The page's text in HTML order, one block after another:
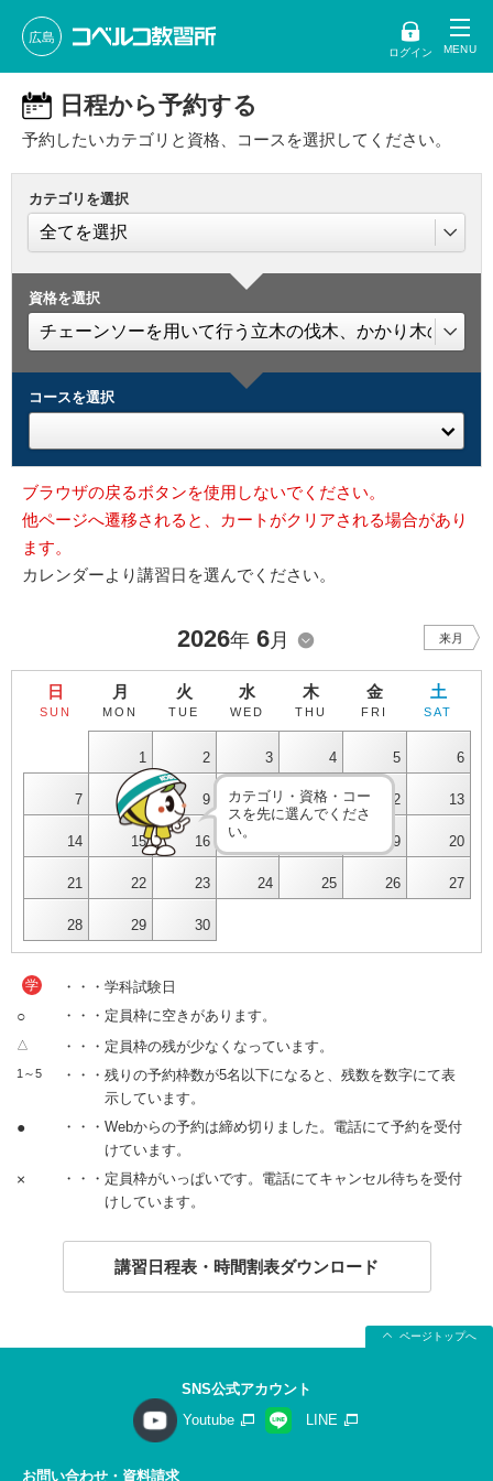
広島
ログイン
日程から予約する
予約したいカテゴリと資格、コースを選択してください。
カテゴリを選択
資格を選択
コースを選択
ブラウザの戻るボタンを使用しないでください。
他ページへ遷移されると、カートがクリアされる場合があり
ます。
カレンダーより講習日を選んでください。
2026年 6月 来月
日
SUN
月
MON
火
TUE
水
WED
木
THU
金
FRI
土
SAT
1 2 3 4 5 6
7 8 9 10 11 12 13
14 15 16 19 20
21 22 23 24 25 26 27
28 29 30
カテゴリ・資格・コー
スを先に選んでくださ
い。
学 ・・・学科試験日
○ ・・・定員枠に空きがあります。
△ ・・・定員枠の残が少なくなっています。
1～5
・・・残りの予約枠数が5名以下になると、残数を数字にて表
示しています。
●
・・・Webからの予約は締め切りました。電話にて予約を受付
けています。
×
・・・定員枠がいっぱいです。電話にてキャンセル待ちを受付
けしています。
講習日程表・時間割表ダウンロード
ページトップへ
SNS公式アカウント
Youtube
LINE
お問い合わせ・資料請求